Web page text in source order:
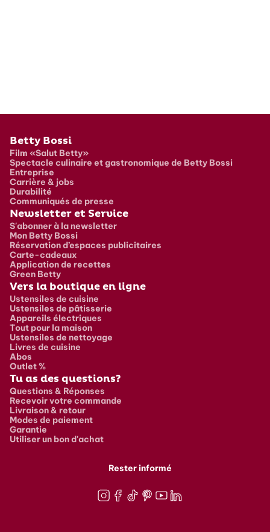
Pied de page
Betty Bossi
Film «Salut Betty»
Spectacle culinaire et gastronomique de Betty Bossi
Entreprise
Carrière & jobs
Durabilité
Communiqués de presse
Newsletter et Service
S'abonner à la newsletter
Mon Betty Bossi
Réservation d’espaces publicitaires
Carte-cadeaux
Application de recettes
Green Betty
Vers la boutique en ligne
Ustensiles de cuisine
Ustensiles de pâtisserie
Appareils électriques
Tout pour la maison
Ustensiles de nettoyage
Livres de cuisine
Abos
Outlet %
Tu as des questions?
Questions & Réponses
Recevoir votre commande
Livraison & retour
Modes de paiement
Garantie
Utiliser un bon d'achat
Rester informé